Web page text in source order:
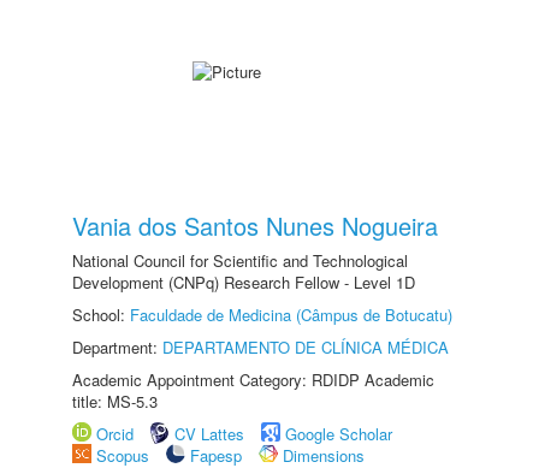
Vania dos Santos Nunes Nogueira
National Council for Scientific and Technological
Development (CNPq) Research Fellow - Level 1D
School: Faculdade de Medicina (Câmpus de Botucatu)
Department: DEPARTAMENTO DE CLÍNICA MÉDICA
Academic Appointment Category: RDIDP Academic
title: MS-5.3
Orcid
CV Lattes
Google Scholar
Scopus
Fapesp
Dimensions